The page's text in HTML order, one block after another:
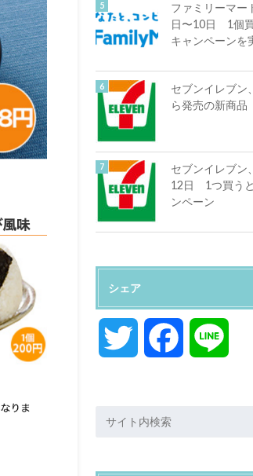
ファミリーマー
日〜10日 1個
キャンペーンを
セブンイレブン
ら発売の新商品
セブンイレブン
12日 1つ買う
ンペーン
シェア
i